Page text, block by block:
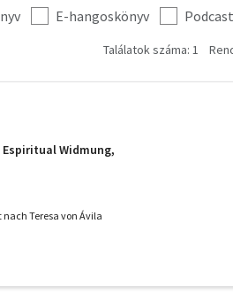
E-hangoskönyv Podcast
Találatok száma: 1
Widmung,
Teresa von Ávila